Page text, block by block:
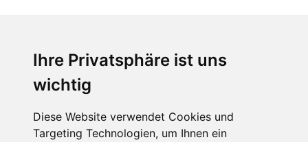
Ihre Privatsphäre ist uns
wichtig
Diese Website verwendet Cookies und
Targeting Technologien, um Ihnen ein
CPost.org© 2013-2023 The Celebrity Post.
Terms of Use Privacy | Cookies Policy( Einstellungen ändern